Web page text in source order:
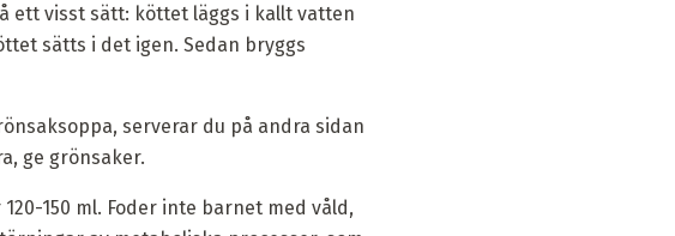
ett visst sätt: köttet läggs i kallt vatten
sätts i det igen. Sedan bryggs
serverar du på andra sidan
ge grönsaker.
150 ml. Foder inte barnet med våld,